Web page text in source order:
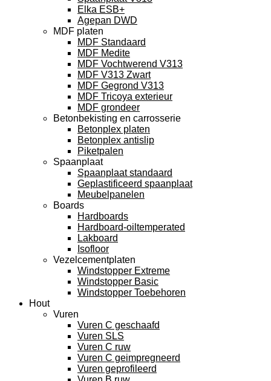
Elka ESB+
Agepan DWD
MDF platen
MDF Standaard
MDF Medite
MDF Vochtwerend V313
MDF V313 Zwart
MDF Gegrond V313
MDF Tricoya exterieur
MDF grondeer
Betonbekisting en carrosserie
Betonplex platen
Betonplex antislip
Piketpalen
Spaanplaat
Spaanplaat standaard
Geplastificeerd spaanplaat
Meubelpanelen
Boards
Hardboards
Hardboard-oiltemperated
Lakboard
Isofloor
Vezelcementplaten
Windstopper Extreme
Windstopper Basic
Windstopper Toebehoren
Hout
Vuren
Vuren C geschaafd
Vuren SLS
Vuren C ruw
Vuren C geimpregneerd
Vuren geprofileerd